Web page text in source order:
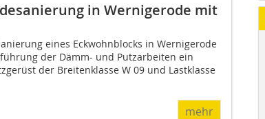
in Wernigerode mit
eines Eckwohnblocks in Wernigerode
der Dämm- und Putzarbeiten ein
der Breitenklasse W 09 und Lastklasse
mehr